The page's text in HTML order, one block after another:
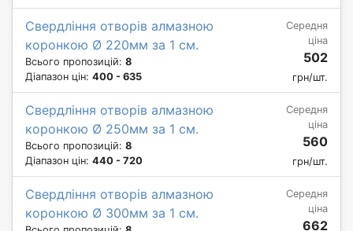
Свердління отворів алмазною
коронкою Ø 220мм за 1 см.
Всього пропозицій: 8
Діапазон цін: 400 - 635
Середня
ціна
502
грн/шт.
Свердління отворів алмазною
коронкою Ø 250мм за 1 см.
Всього пропозицій: 8
Діапазон цін: 440 - 720
Середня
ціна
560
грн/шт.
Свердління отворів алмазною
коронкою Ø 300мм за 1 см.
Середня
ціна
662